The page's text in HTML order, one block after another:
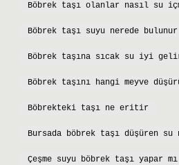
Böbrek taşı olanlar nasıl su
Böbrek taşı suyu nerede bulunur
Böbrek taşına sıcak su iyi
Böbrek taşını hangi meyve
Böbrekteki taşı ne eritir
Bursada böbrek taşı düşüren su
Çeşme suyu böbrek taşı yapar mı